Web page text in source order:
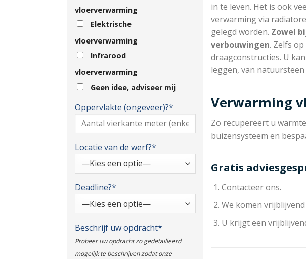
vloerverwarming
Elektrische
vloerverwarming
Infrarood
vloerverwarming
Geen idee, adviseer mij
Oppervlakte (ongeveer)?*
Locatie van de werf?*
Deadline?*
Beschrijf uw opdracht*
Probeer uw opdracht zo gedetailleerd
mogelijk te beschrijven zodat onze
in te leven. Het is ook
verwarming via
gelegd worden. Zowel
verbouwingen. Zelfs
draagconstructies. U
leggen, van
Verwarming
Zo recupereert u
buizensysteem en
Gratis
Contacteer ons.
We komen
U krijgt een